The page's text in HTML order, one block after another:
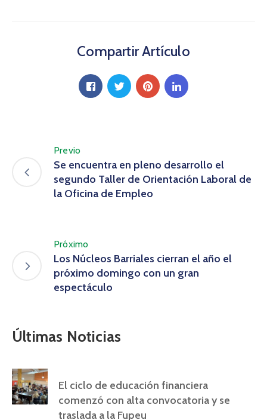
Compartir Artículo
Previo
Se encuentra en pleno desarrollo el
segundo Taller de Orientación Laboral de
la Oficina de Empleo
Próximo
Los Núcleos Barriales cierran el año el
próximo domingo con un gran
espectáculo
Últimas Noticias
El ciclo de educación financiera
comenzó con alta convocatoria y se
traslada a la Fupeu